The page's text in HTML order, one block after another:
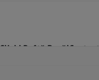
Click! Poftă Bună!Contact